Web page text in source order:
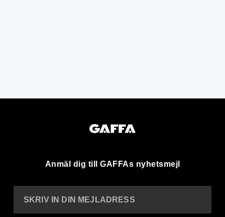
Anmäl dig till GAFFAs nyhetsmejl
SKRIV IN DIN MEJLADRESS